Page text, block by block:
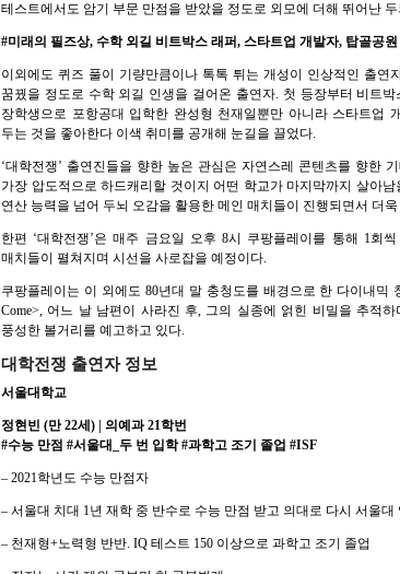
테스트에서도 암기 부문 만점을 받았을 정도로 외모에 더해 뛰어난
#미래의 필즈상, 수학 외길 비트박스 래퍼, 스타트업 개발자, 탑골공원
이외에도 퀴즈 풀이 기량만큼이나 톡톡 튀는 개성이 인상적인 출
꿈꿨을 정도로 수학 외길 인생을 걸어온 출연자. 첫 등장부터 비트
장학생으로 포항공대 입학한 완성형 천재일뿐만 아니라 스타트업
두는 것을 좋아한다 이색 취미를 공개해 눈길을 끌었다.
‘대학전쟁’ 출연진들을 향한 높은 관심은 자연스레 콘텐츠를 향한
가장 압도적으로 하드캐리할 것이지 어떤 학교가 마지막까지 살아
연산 능력을 넘어 두뇌 오감을 활용한 메인 매치들이 진행되면서 더
한편 ‘대학전쟁’은 매주 금요일 오후 8시 쿠팡플레이를 통해 1
매치들이 펼쳐지며 시선을 사로잡을 예정이다.
쿠팡플레이는 이 외에도 80년대 말 충청도를 배경으로 한 다이내믹
Come>, 어느 날 남편이 사라진 후, 그의 실종에 얽힌 비밀을 추적
풍성한 볼거리를 예고하고 있다.
대학전쟁 출연자 정보
서울대학교
정현빈 (만 22세) | 의예과 21학번
#수능 만점 #서울대_두 번 입학 #과학고 조기 졸업 #ISF
– 2021학년도 수능 만점자
– 서울대 치대 1년 재학 중 반수로 수능 만점 받고 의대로 다시 서울
– 천재형+노력형 반반. IQ 테스트 150 이상으로 과학고 조기 졸업